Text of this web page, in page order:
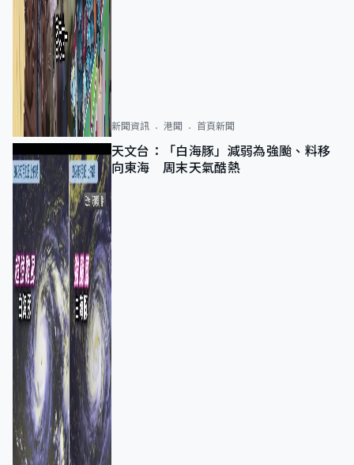
新聞資訊 港聞 首頁新聞
天文台：「白海豚」減弱為強颱、料移
向東海 周末天氣酷熱